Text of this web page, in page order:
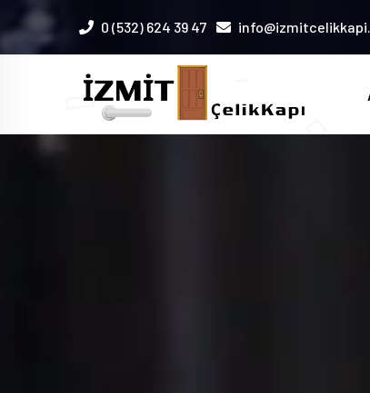
0 (532) 624 39 47